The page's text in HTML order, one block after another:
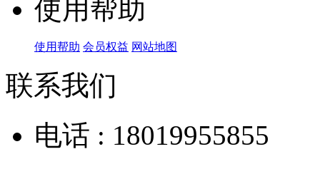
使用帮助
使用帮助 会员权益 网站地图
联系我们
电话 : 18019955855